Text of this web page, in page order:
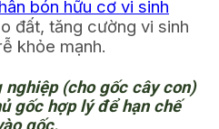
bón hữu cơ vi sinh
đất, tăng cường vi sinh
khỏe mạnh.
nghiệp (cho gốc cây con)
gốc hợp lý để hạn chế
gốc.